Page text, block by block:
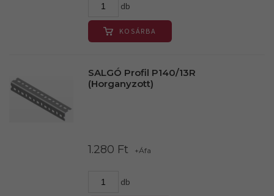
db
KOSÁRBA
SALGÓ Profil P140/13R
(Horganyzott)
1.280 Ft +Áfa
db